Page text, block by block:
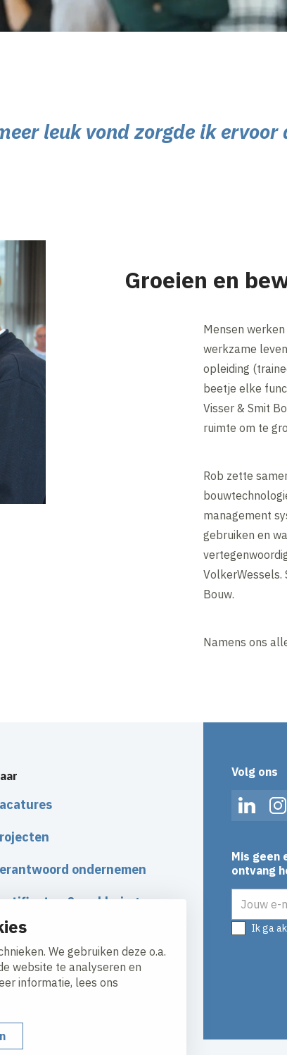
We gebruiken deze o.a.
website te analyseren en
informatie, lees ons
leuk vond zorgde ik
Groeien en
Mensen
werkzame
opleiding
beetje elke
Visser & Smit
ruimte om te
Rob zette
management
gebruiken en
VolkerWessels.
Bouw.
Namens ons
ondernemen
& verklaringen
Voorwaarden
Volg ons
LinkedIn
Mis geen
ontvang
Ik ga